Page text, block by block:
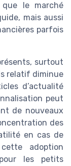
le marché
mais aussi
parfois
surtout
relatif diminue
d’actualité
peut
de nouveaux
des
en cas de
adoption
les petits